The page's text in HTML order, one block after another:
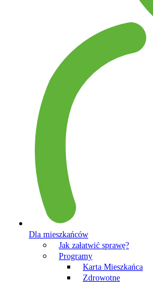
Dla mieszkańców
Jak załatwić sprawę?
Programy
Karta Mieszkańca
Zdrowotne